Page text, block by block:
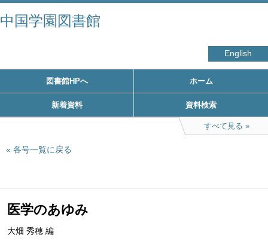
中国学園図書館
English
図書館HPへ ホーム
新着資料 資料検索
すべて見る
各号一覧に戻る
医学のあゆみ
大畑 秀穂 編